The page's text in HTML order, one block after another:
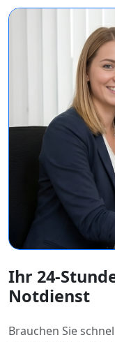
Ihr 24-
Notdienst
Brauchen Sie